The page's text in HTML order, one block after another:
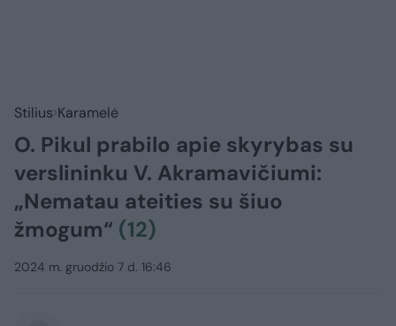
Stilius Karamelė
O. Pikul prabilo apie skyrybas su
verslininku V. Akramavičiumi:
„Nematau ateities su šiuo
žmogum“ (12)
2024 m. gruodžio 7 d. 16:46